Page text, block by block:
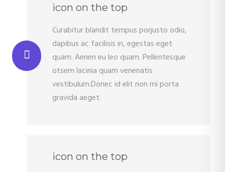
icon on the top
Curabitur blandit tempus porjusto odio,
dapibus ac facilisis in, egestas eget
quam. Aenen eu leo quam. Pellentesque
otsem lacinia quam venenatis
vestibulum.Donec id elit non mi porta
gravida aeget.
icon on the top